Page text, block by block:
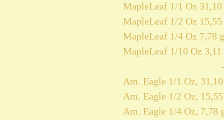
MapleLeaf 1/1 Oz
MapleLeaf 1/2 Oz
MapleLeaf 1/4 Oz 7,78
MapleLeaf 1/10 Oz
Am. Eagle 1/1 Oz,
Am. Eagle 1/2 Oz,
Am. Eagle 1/4 Oz, 7,78